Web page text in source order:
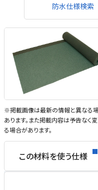
防水仕様検索
※掲載画像は最新の情報と異なる
あります。また掲載内容は予告なく
る場合があります。
この材料を使う仕様